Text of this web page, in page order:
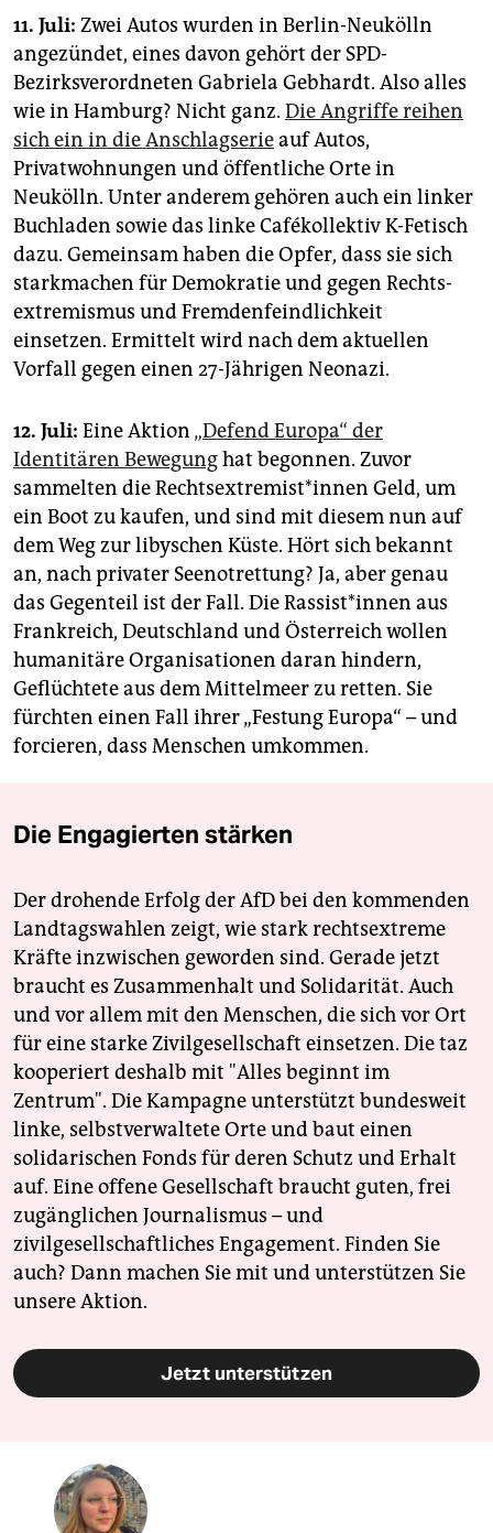
11. Juli: Zwei Autos wurden in Berlin-Neukölln
angezündet, eines davon gehört der SPD-
Bezirksverordneten ­Gabriela Gebhardt. Also alles
wie in Hamburg? Nicht ganz. Die Angriffe reihen
sich ein in die Anschlagserieauf Autos,
Privatwohnungen und öffentliche Orte in
Neukölln. Unter anderem gehören auch ein linker
­Buchladen sowie das linke Cafékollektiv K-Fetisch
dazu. Gemeinsam haben die Opfer, dass sie sich
starkmachen für Demokratie und gegen Rechts­
extremismus und Fremdenfeindlichkeit
einsetzen. Ermittelt wird nach dem aktuellen
Vorfall gegen einen 27-Jährigen Neonazi.
12. Juli: Eine Aktion „Defend Europa“ der
Identitären Bewegunghat begonnen. Zuvor
sammelten die Rechtsextremist*innen Geld, um
ein Boot zu kaufen, und sind mit diesem nun auf
dem Weg zur libyschen Küste. Hört sich bekannt
an, nach privater Seenotrettung? Ja, aber genau
das Gegenteil ist der Fall. Die Rassist*innen aus
Frankreich, Deutschland und Österreich wollen
humanitäre Organisationen daran hindern,
Geflüchtete aus dem Mittelmeer zu retten. Sie
fürchten einen Fall ihrer „Festung Europa“ – und
forcieren, dass Menschen umkommen.
Die Engagierten stärken
Der drohende Erfolg der AfD bei den kommenden
Landtagswahlen zeigt, wie stark rechtsextreme
Kräfte inzwischen geworden sind. Gerade jetzt
braucht es Zusammenhalt und Solidarität. Auch
und vor allem mit den Menschen, die sich vor Ort
für eine starke Zivilgesellschaft einsetzen. Die taz
kooperiert deshalb mit "Alles beginnt im
Zentrum". Die Kampagne unterstützt bundesweit
linke, selbstverwaltete Orte und baut einen
solidarischen Fonds für deren Schutz und Erhalt
auf. Eine offene Gesellschaft braucht guten, frei
zugänglichen Journalismus – und
zivilgesellschaftliches Engagement. Finden Sie
auch? Dann machen Sie mit und unterstützen Sie
unsere Aktion.
Jetzt unterstützen